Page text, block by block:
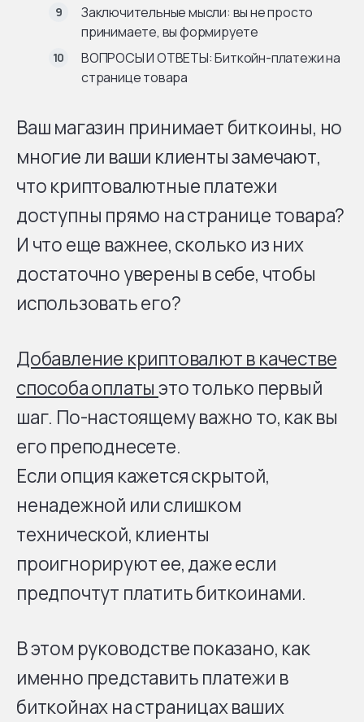
Заключительные мысли: вы не просто
принимаете, вы формируете
ВОПРОСЫ И ОТВЕТЫ: Биткойн-платежи на
странице товара
Ваш магазин принимает биткоины, но
многие ли ваши клиенты замечают,
что криптовалютные платежи
доступны прямо на странице товара?
И что еще важнее, сколько из них
достаточно уверены в себе, чтобы
использовать его?
Добавление криптовалют в качестве
способа оплатыэто только первый
шаг. По-настоящему важно то, как вы
его преподнесете.
Если опция кажется скрытой,
ненадежной или слишком
технической, клиенты
проигнорируют ее, даже если
предпочтут платить биткоинами.
В этом руководстве показано, как
именно представить платежи в
биткойнах на страницах ваших